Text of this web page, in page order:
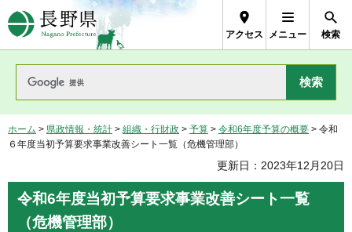
長野県Nagano Prefecture
アクセス メニュー 検索
ホーム > 県政情報・統計 > 組織・行財政 > 予算 > 令和6年度予算の概要 > 令和
６年度当初予算要求事業改善シート一覧（危機管理部）
更新日：2023年12月20日
令和6年度当初予算要求事業改善シート一覧
（危機管理部）